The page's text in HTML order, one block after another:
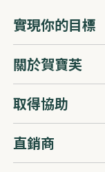
實現你的目標
關於賀寶芙
取得協助
直銷商